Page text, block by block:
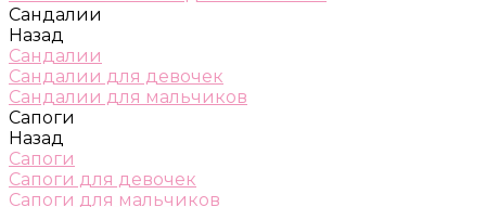
Сандалии
Назад
Сандалии
Сандалии для девочек
Сандалии для мальчиков
Сапоги
Назад
Сапоги
Сапоги для девочек
Сапоги для мальчиков